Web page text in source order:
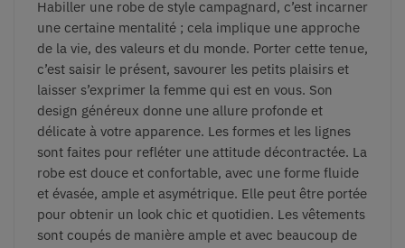
Habiller une robe de style campagnard, c’est incarner
une certaine mentalité ; cela implique une approche
de la vie, des valeurs et du monde. Porter cette tenue,
c’est saisir le présent, savourer les petits plaisirs et
laisser s’exprimer la femme qui est en vous. Son
design généreux donne une allure profonde et
délicate à votre apparence. Les formes et les lignes
sont faites pour refléter une attitude décontractée. La
robe est douce et confortable, avec une forme fluide
et évasée, ample et asymétrique. Elle peut être portée
pour obtenir un look chic et quotidien. Les vêtements
sont coupés de manière ample et avec beaucoup de